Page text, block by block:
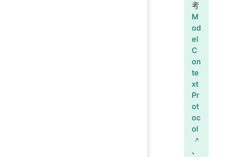
考
M
od
el
C
on
te
xt
Pr
ot
oc
ol
、